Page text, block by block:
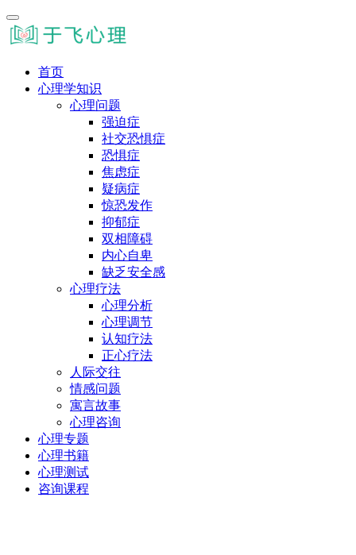
首页
心理学知识
心理问题
强迫症
社交恐惧症
恐惧症
焦虑症
疑病症
惊恐发作
抑郁症
双相障碍
内心自卑
缺乏安全感
心理疗法
心理分析
心理调节
认知疗法
正心疗法
人际交往
情感问题
寓言故事
心理咨询
心理专题
心理书籍
心理测试
咨询课程